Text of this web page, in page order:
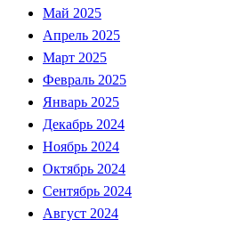
Май 2025
Апрель 2025
Март 2025
Февраль 2025
Январь 2025
Декабрь 2024
Ноябрь 2024
Октябрь 2024
Сентябрь 2024
Август 2024